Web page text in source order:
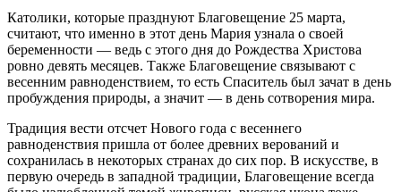
Католики, которые празднуют Благовещение 25 марта,
считают, что именно в этот день Мария узнала о своей
беременности — ведь с этого дня до Рождества Христова
ровно девять месяцев. Также Благовещение связывают с
весенним равноденствием, то есть Спаситель был зачат в день
пробуждения природы, а значит — в день сотворения мира.
Традиция вести отсчет Нового года с весеннего
равноденствия пришла от более древних верований и
сохранилась в некоторых странах до сих пор. В искусстве, в
первую очередь в западной традиции, Благовещение всегда